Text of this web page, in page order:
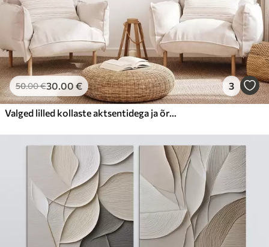
50.00€30.00 € 3
Valged lilled kollaste aktsentidega ja õrnad lehed tekstuurse taustaga, modernne kunst